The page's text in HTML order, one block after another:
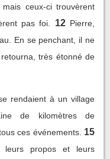
mais ceux-ci trouvèrent
pas foi.
12 Pierre,
En se penchant, il ne
très étonné de
rendaient à un village
de kilomètres de
ces événements. 15
leurs propos et leurs